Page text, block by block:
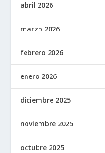
abril 2026
marzo 2026
febrero 2026
enero 2026
diciembre 2025
noviembre 2025
octubre 2025